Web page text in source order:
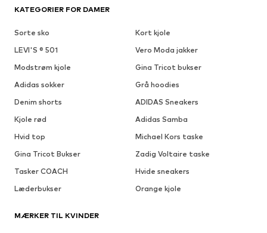
KATEGORIER FOR DAMER
Sorte sko
Kort kjole
LEVI'S ® 501
Vero Moda jakker
Modstrøm kjole
Gina Tricot bukser
Adidas sokker
Grå hoodies
Denim shorts
ADIDAS Sneakers
Kjole rød
Adidas Samba
Hvid top
Michael Kors taske
Gina Tricot Bukser
Zadig Voltaire taske
Tasker COACH
Hvide sneakers
Læderbukser
Orange kjole
MÆRKER TIL KVINDER